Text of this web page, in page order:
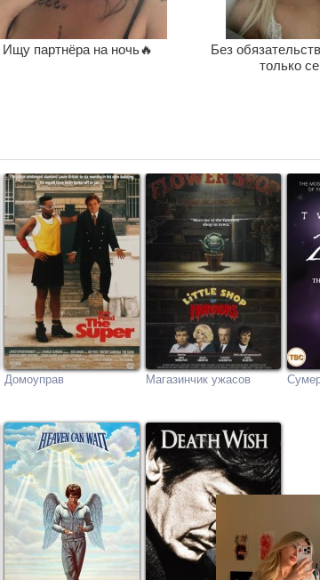
Ищу партнёра на ночь🔥
Без
только
Домоуправ Магазинчик ужасов